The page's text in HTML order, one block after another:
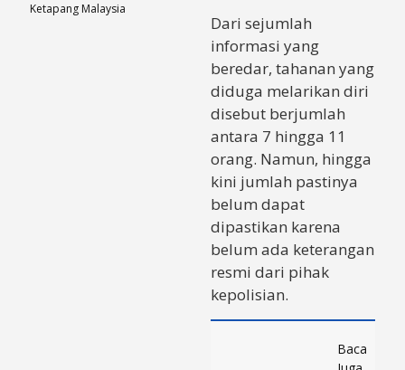
Dari sejumlah
informasi yang
beredar, tahanan yang
diduga melarikan diri
disebut berjumlah
antara 7 hingga 11
orang. Namun, hingga
kini jumlah pastinya
belum dapat
dipastikan karena
belum ada keterangan
resmi dari pihak
kepolisian.
Baca
Ketapang Malaysia